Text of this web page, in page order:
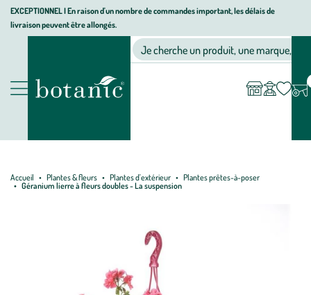
Aller
Aller
au
Aller
au
page
EXCEPTIONNEL I En raison d'un nombre de commandes important, les délais de
livraison peuvent être allongés.
Nos produits
Jardinerie écologique, animalerie, décoration, alimentation bio
Je cherche un produit, une marque, un
compte
Accueil Plantes & fleurs Plantes d'extérieur
Plantes prêtes-à-poser
Géranium lierre à fleurs doubles - La suspension